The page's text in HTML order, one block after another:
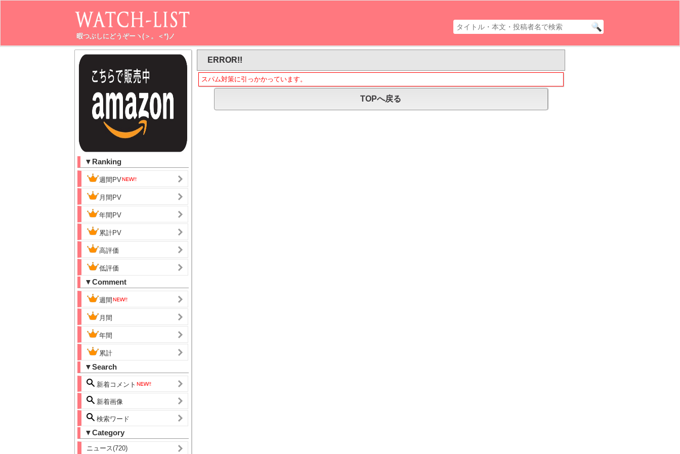
暇つぶしにどうぞーヽ(＞。＜*)ノ
▼Ranking
週間PV
月間PV
年間PV
累計PV
高評価
低評価
▼Comment
週間
月間
年間
累計
▼Search
新着コメント
新着画像
検索ワード
▼Category
ニュース(720)
ERROR!!
スパム対策に引っかかっています。
TOPへ戻る